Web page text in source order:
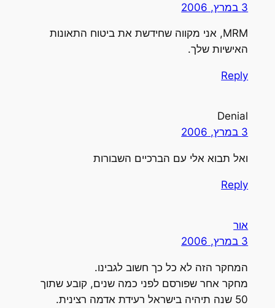
3 במרץ, 2006
MRM, אני מקווה שחידשת את ביטוח התאונות
האישיות שלך.
Reply
Denial
3 במרץ, 2006
ואל תבוא אלי עם הברכיים השבורות
Reply
אור
3 במרץ, 2006
המחקר הזה לא כל כך חשוב לגבינו.
מחקר אחר שפורסם לפני כמה שנים, קובע שתוך
50 שנה תיהיה בישראל רעידת אדמה רצינית.